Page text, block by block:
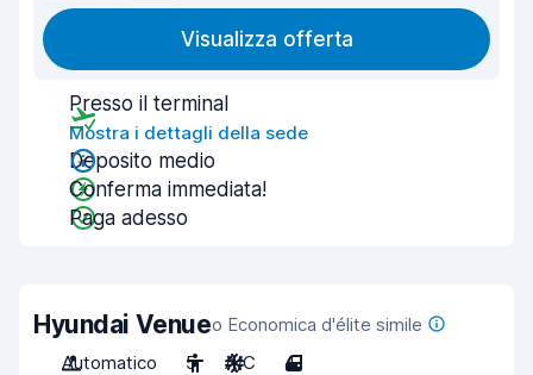
Visualizza offerta
Presso il terminal
Mostra i dettagli della sede
Deposito medio
Conferma immediata!
Paga adesso
Hyundai Venueo Economica d'élite simile
Automatico
5 A/C 4